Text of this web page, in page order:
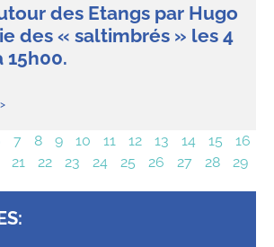
des Etangs par Hugo
des « saltimbrés » les 4
15h00.
7 8 9 10 11 12 13 14 15
16
21 22 23 24 25 26 27 28 29